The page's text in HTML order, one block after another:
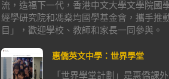
流，造福下一代，香港中文大學文學院國
經學研究院和馮燊均國學基金會，攜手推
目」，歡迎學校、教師和家長一同參與。
惠僑英文中學：世界學堂
「世界學堂計劃」是惠僑課